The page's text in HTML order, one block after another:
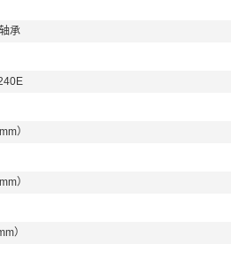
承
）
）
）